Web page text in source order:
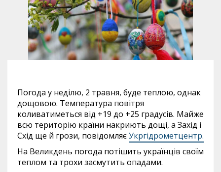
Погода у неділю, 2 травня, буде теплою, однак
дощовою. Температура повітря
коливатиметься від +19 до +25 градусів. Майже
всю територію країни накриють дощі, а Захід і
Схід ще й грози, повідомляєУкргідрометцентр.
На Великдень погода потішить українців своїм
теплом та трохи засмутить опадами.